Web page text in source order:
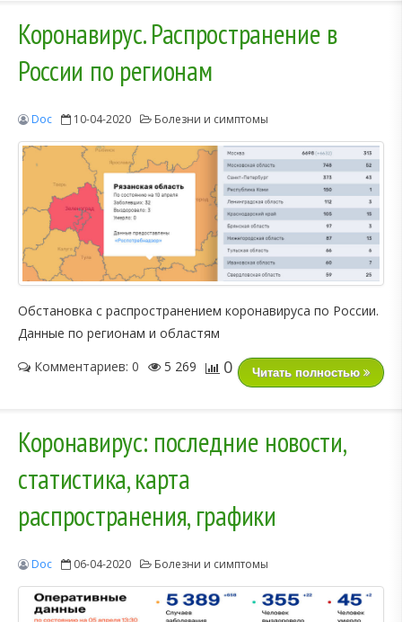
Коронавирус. Распространение в
России по регионам
Doc 10-04-2020 Болезни и симптомы
Обстановка с распространением коронавируса по России.
Данные по регионам и областям
Читать полностью
Комментариев: 0 5 269 0
Коронавирус: последние новости,
статистика, карта
распространения, графики
Doc 06-04-2020 Болезни и симптомы